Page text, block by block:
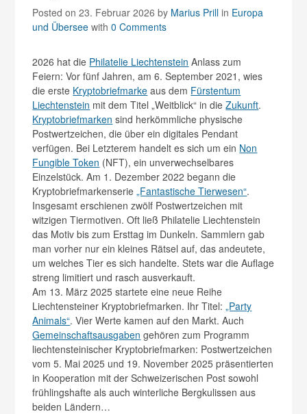
Posted on 23. Februar 2026by Marius Prill in Europa
und Übersee with0 Comments
2026 hat die Philatelie Liechtenstein Anlass zum
Feiern: Vor fünf Jahren, am 6. September 2021, wies
die erste Kryptobriefmarke aus dem Fürstentum
Liechtenstein mit dem Titel „Weitblick“ in dieZukunft.
Kryptobriefmarken sind herkömmliche physische
Postwertzeichen, die über ein digitales Pendant
verfügen. Bei Letzterem handelt es sich um ein Non
Fungible Token (NFT), ein unverwechselbares
Einzelstück. Am 1. Dezember 2022 begann die
Kryptobriefmarkenserie„Fantastische Tierwesen“.
Insgesamt erschienen zwölf Postwertzeichen mit
witzigen Tiermotiven. Oft ließ Philatelie Liechtenstein
das Motiv bis zum Ersttag im Dunkeln. Sammlern gab
man vorher nur ein kleines Rätsel auf, das andeutete,
um welches Tier es sich handelte. Stets war die Auflage
streng limitiert und rasch ausverkauft.
Am 13. März 2025 startete eine neue Reihe
Liechtensteiner Kryptobriefmarken. Ihr Titel:„Party
Animals“. Vier Werte kamen auf den Markt. Auch
Gemeinschaftsausgaben gehören zum Programm
liechtensteinischer Kryptobriefmarken: Postwertzeichen
vom 5. Mai 2025 und 19. November 2025 präsentierten
in Kooperation mit der Schweizerischen Post sowohl
frühlingshafte als auch winterliche Bergkulissen aus
beiden Ländern…